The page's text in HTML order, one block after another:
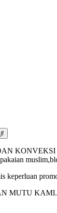
keperluan
MUTU